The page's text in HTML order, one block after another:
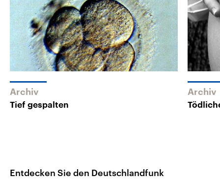
Archiv
Tief gespalten
Archiv
Entdecken Sie den Deutschlandfunk